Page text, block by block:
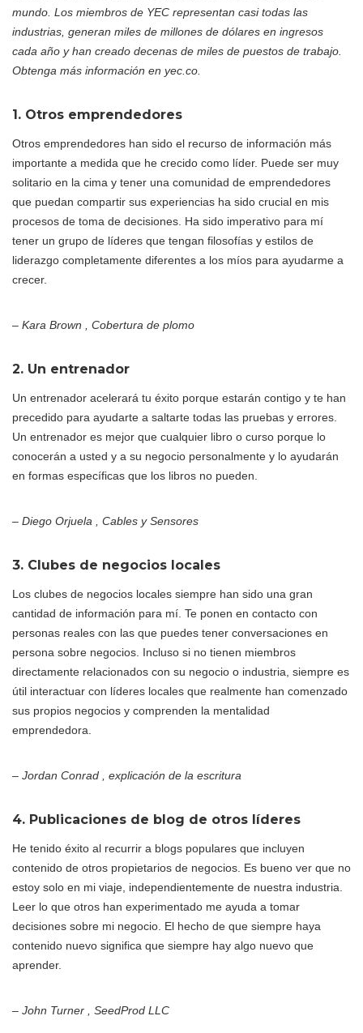
mundo. Los miembros de YEC representan casi todas las
industrias, generan miles de millones de dólares en ingresos
cada año y han creado decenas de miles de puestos de trabajo.
Obtenga más información en yec.co.
1. Otros emprendedores
Otros emprendedores han sido el recurso de información más
importante a medida que he crecido como líder. Puede ser muy
solitario en la cima y tener una comunidad de emprendedores
que puedan compartir sus experiencias ha sido crucial en mis
procesos de toma de decisiones. Ha sido imperativo para mí
tener un grupo de líderes que tengan filosofías y estilos de
liderazgo completamente diferentes a los míos para ayudarme a
crecer.
– Kara Brown , Cobertura de plomo
2. Un entrenador
Un entrenador acelerará tu éxito porque estarán contigo y te han
precedido para ayudarte a saltarte todas las pruebas y errores.
Un entrenador es mejor que cualquier libro o curso porque lo
conocerán a usted y a su negocio personalmente y lo ayudarán
en formas específicas que los libros no pueden.
– Diego Orjuela , Cables y Sensores
3. Clubes de negocios locales
Los clubes de negocios locales siempre han sido una gran
cantidad de información para mí. Te ponen en contacto con
personas reales con las que puedes tener conversaciones en
persona sobre negocios. Incluso si no tienen miembros
directamente relacionados con su negocio o industria, siempre es
útil interactuar con líderes locales que realmente han comenzado
sus propios negocios y comprenden la mentalidad
emprendedora.
– Jordan Conrad , explicación de la escritura
4. Publicaciones de blog de otros líderes
He tenido éxito al recurrir a blogs populares que incluyen
contenido de otros propietarios de negocios. Es bueno ver que no
estoy solo en mi viaje, independientemente de nuestra industria.
Leer lo que otros han experimentado me ayuda a tomar
decisiones sobre mi negocio. El hecho de que siempre haya
contenido nuevo significa que siempre hay algo nuevo que
aprender.
– John Turner , SeedProd LLC